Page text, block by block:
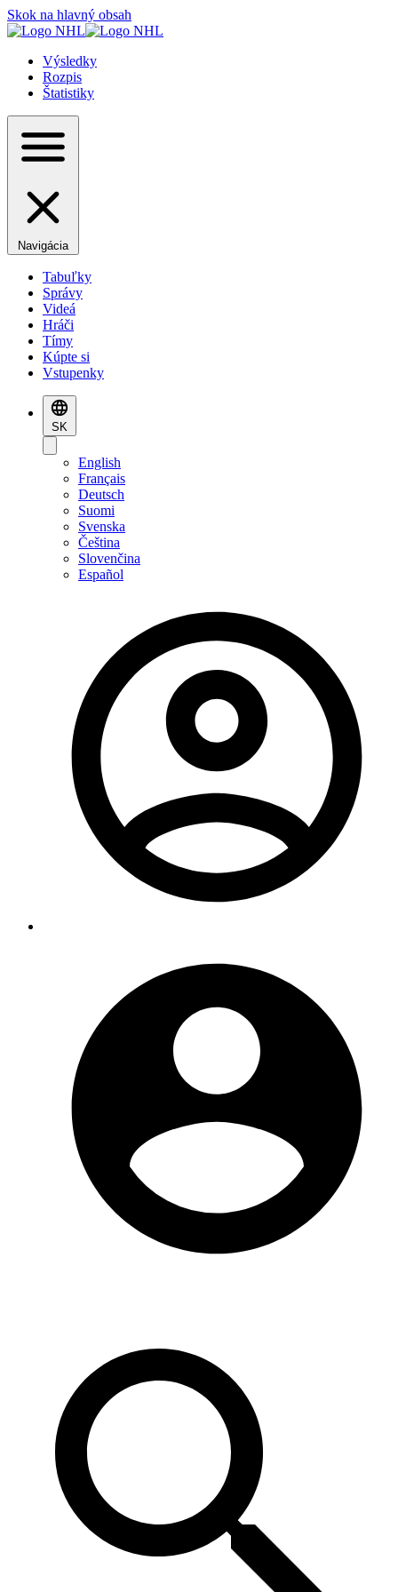
Skok na hlavný obsah
Výsledky
Rozpis
Štatistiky
Navigácia
Tabuľky
Správy
Videá
Hráči
Tímy
Kúpte si
Vstupenky
SK
English
Français
Deutsch
Suomi
Svenska
Čeština
Slovenčina
Español